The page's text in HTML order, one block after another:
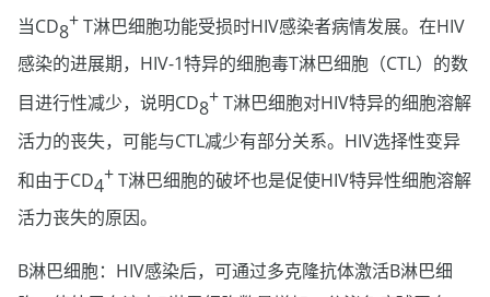
当CD8+T淋巴细胞功能受损时HIV感染者病情发展。在HIV
感染的进展期，HIV-1特异的细胞毒T淋巴细胞（CTL）的数
目进行性减少，说明CD8+T淋巴细胞对HIV特异的细胞溶解
活力的丧失，可能与CTL减少有部分关系。HIV选择性变异
和由于CD4+T淋巴细胞的破坏也是促使HIV特异性细胞溶解
活力丧失的原因。
B淋巴细胞：HIV感染后，可通过多克隆抗体激活B淋巴细